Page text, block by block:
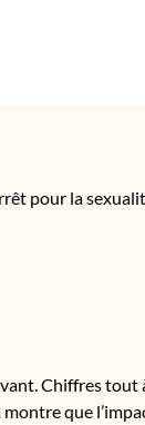
pour la
Chiffres tout
que